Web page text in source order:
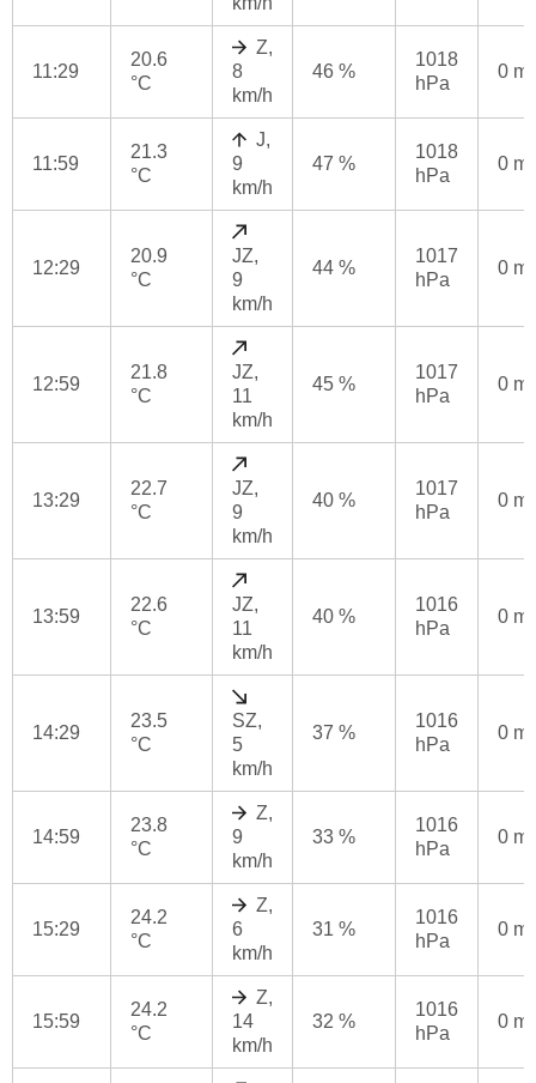
11:29
20.6
°C
Z,
8
km/h
46 %
1018
hPa
0
11:59
21.3
°C
J,
9
km/h
47 %
1018
hPa
0
12:29
20.9
°C
JZ,
9
km/h
44 %
1017
hPa
0
12:59
21.8
°C
JZ,
11
km/h
45 %
1017
hPa
0
13:29
22.7
°C
JZ,
9
km/h
40 %
1017
hPa
0
13:59
22.6
°C
JZ,
11
km/h
40 %
1016
hPa
0
14:29
23.5
°C
SZ,
5
km/h
37 %
1016
hPa
0
14:59
23.8
°C
Z,
9
km/h
33 %
1016
hPa
0
15:29
24.2
°C
Z,
6
km/h
31 %
1016
hPa
0
15:59
24.2
°C
Z,
14
km/h
32 %
1016
hPa
0